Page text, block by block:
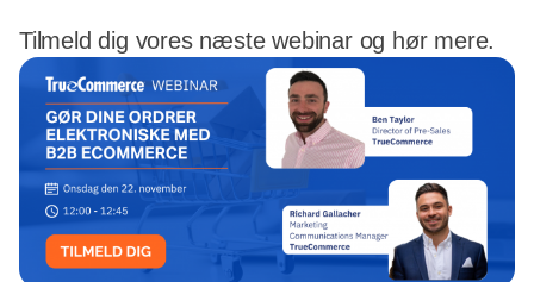
Tilmeld dig vores næste webinar og hør mere.